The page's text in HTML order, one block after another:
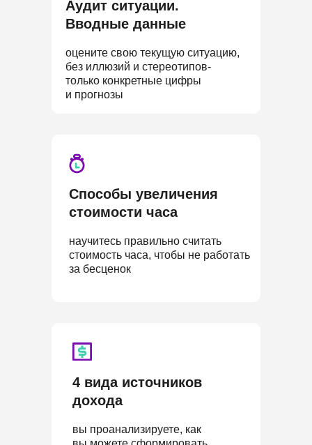
Аудит ситуации.
Вводные данные
оцените свою текущую ситуацию,
без иллюзий и стереотипов-
только конкретные цифры
и прогнозы
Способы увеличения
стоимости часа
научитесь правильно считать
стоимость часа, чтобы не работать
за бесценок
4 вида источников
дохода
вы проанализируете, как